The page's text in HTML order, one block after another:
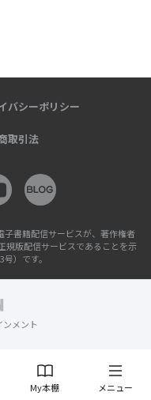
My本棚 メニュー
バシーポリシー
取引法
書籍配信サービスが、著作権者
規版配信サービスであることを示
）です。
ンメント